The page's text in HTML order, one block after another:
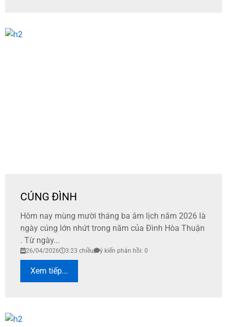
CÚNG ĐÌNH
Hôm nay mùng mười tháng ba âm lịch năm 2026 là
ngày cúng lớn nhứt trong năm của Đình Hòa Thuận
. Từ ngày...
26/04/2026 3:23 chiều ý kiến phản hồi: 0
Xem tiếp...